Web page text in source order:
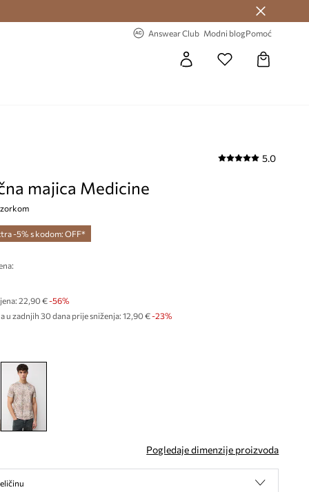
Answear Club Modni blogPomoć
5.0
majica Medicine
-5% s kodom: OFF*
22,90 €-56%
u zadnjih 30 dana prije sniženja: 12,90 € -23%
Pogledaje dimenzije proizvoda